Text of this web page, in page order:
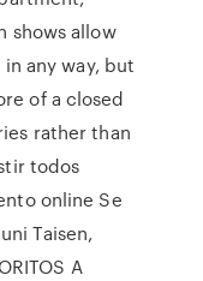
shows allow
any way, but
of a closed
rather than
todos
online Se
Taisen,
A